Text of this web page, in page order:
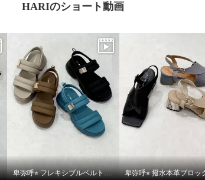
HARIのショート動画
卑弥呼⭐︎ フレキシブルベルト厚底パデットサンダルをご紹介いたします。